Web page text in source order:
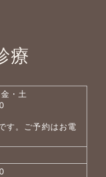
療
・土
す。ご予約はお電